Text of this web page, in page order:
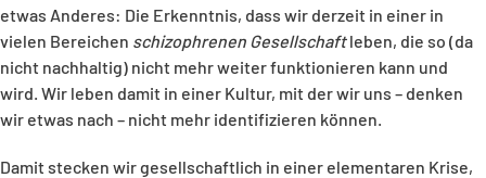
etwas Anderes: Die Erkenntnis, dass wir derzeit in einer in
vielen Bereichen schizophrenen Gesellschaft leben, die so (da
nicht nachhaltig) nicht mehr weiter funktionieren kann und
wird. Wir leben damit in einer Kultur, mit der wir uns – denken
wir etwas nach – nicht mehr identifizieren können.
Damit stecken wir gesellschaftlich in einer elementaren Krise,